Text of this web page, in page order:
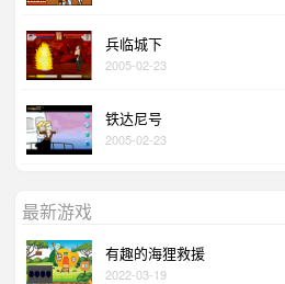
兵临城下
2005-02-23
铁达尼号
2005-02-23
最新游戏
有趣的海狸救援
2022-03-19